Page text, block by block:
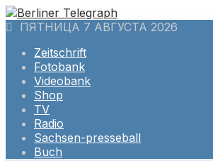
Skip
to ПЯТНИЦА 7 АВГУСТА 2026
Zeitschrift
Fotobank
Videobank
Shop
TV
Radio
Sachsen-presseball
Buch